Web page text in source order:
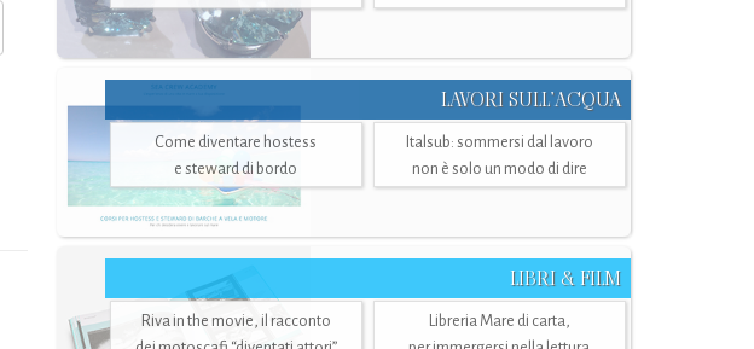
LAVORI SULL’ACQUA
Come diventare hostess
e steward di bordo
Italsub: sommersi dal lavoro
non è solo un modo di dire
LIBRI & FILM
Riva in the movie, il racconto
Libreria Mare di carta,